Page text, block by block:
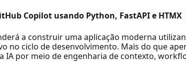
Copilot usando Python, FastAPI e HTMX
a construir uma aplicação moderna
no ciclo de desenvolvimento. Mais do que
IA por meio de engenharia de contexto,